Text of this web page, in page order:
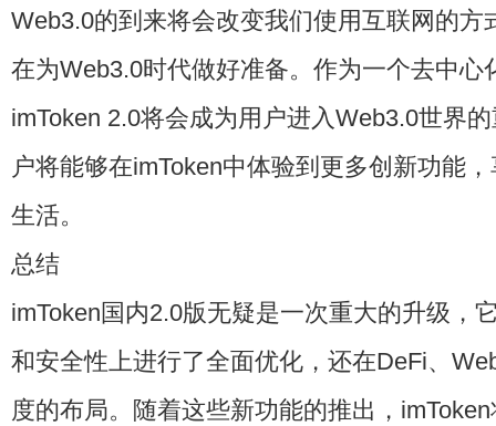
Web3.0的到来将会改变我们使用互联网的方
在为Web3.0时代做好准备。作为一个去中心
imToken 2.0将会成为用户进入Web3.0世界
户将能够在imToken中体验到更多创新功能
生活。
总结
imToken国内2.0版无疑是一次重大的升级，
和安全性上进行了全面优化，还在DeFi、
度的布局。随着这些新功能的推出，